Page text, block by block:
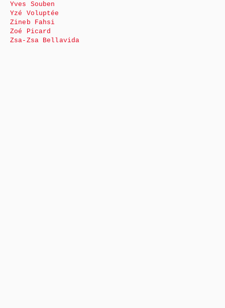
Yves Souben
Yzé Voluptée
Zineb Fahsi
Zoé Picard
Zsa-Zsa Bellavida